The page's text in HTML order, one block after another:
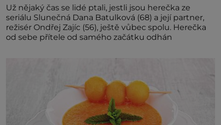
Už nějaký čas se lidé ptali, jestli jsou herečka ze
seriálu Slunečná Dana Batulková (68) a její partner,
režisér Ondřej Zajíc (56), ještě vůbec spolu. Herečka
od sebe přítele od samého začátku odhán